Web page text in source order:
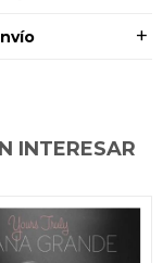
INTERESAR